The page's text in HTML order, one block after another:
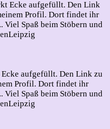
aufgefüllt. Den Link zu
Profil. Dort findet ihr
Viel Spaß beim Stöbern und